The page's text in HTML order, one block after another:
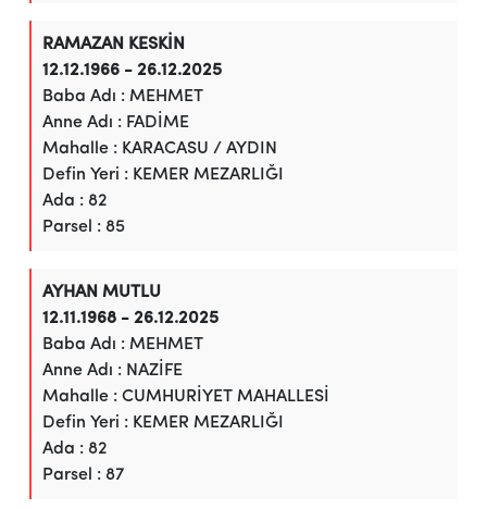
RAMAZAN KESKİN
12.12.1966 - 26.12.2025
Baba Adı : MEHMET
Anne Adı : FADİME
Mahalle : KARACASU / AYDIN
Defin Yeri : KEMER MEZARLIĞI
Ada : 82
Parsel : 85
AYHAN MUTLU
12.11.1968 - 26.12.2025
Baba Adı : MEHMET
Anne Adı : NAZİFE
Mahalle : CUMHURİYET MAHALLESİ
Defin Yeri : KEMER MEZARLIĞI
Ada : 82
Parsel : 87